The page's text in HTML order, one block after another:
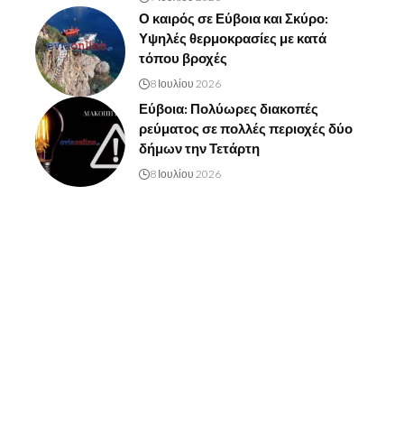
Ο καιρός σε Εύβοια και Σκύρο:
Υψηλές θερμοκρασίες με κατά
τόπου βροχές
8 Ιουλίου 2026
Εύβοια: Πολύωρες διακοπές
ρεύματος σε πολλές περιοχές δύο
δήμων την Τετάρτη
8 Ιουλίου 2026